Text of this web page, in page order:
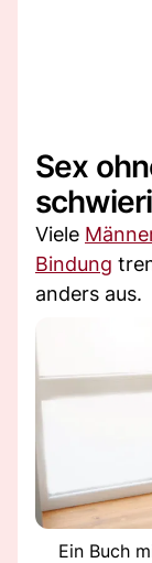
Sex
Viele
Bindung
anders aus.
Ein Buch